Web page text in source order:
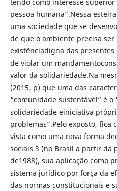
pessoa humana”.Nessa
uma sociedade que se
de que o ambiente precisa
existênciadigna das
de violar um
valor da solidariedade.Na
(2015, p) que uma das
“comunidade sustentável” é
solidariedade einiciativa
problemas”.Pelo exposto, fica
vista como uma nova forma
sociais 3 (no Brasil a partir da
de1988), sua aplicação como
sistema jurídico por força da
das normas constitucionais e